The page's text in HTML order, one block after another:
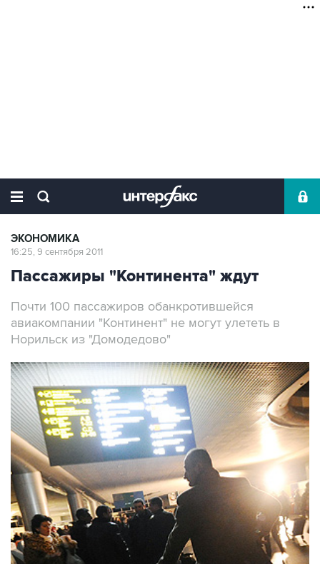
ЭКОНОМИКА
16:25, 9 сентября 2011
Пассажиры "Континента" ждут
Почти 100 пассажиров обанкротившейся
авиакомпании "Континент" не могут улететь в
Норильск из "Домодедово"